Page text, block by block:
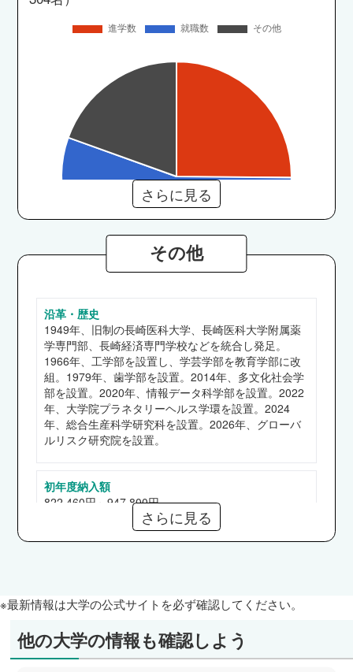
多文化社会学部
JTB、西日本鉄道、浜新硝子 他
教育学部
公立学校教員（長崎県、福岡市、佐賀県、大分
県、熊本市、熊本県、福岡県）、県職員（長崎
県、大分県）、長崎大学、公立保育所（大分市）
十八親和銀行、県職員（長崎県、熊本県）、熊本
国税局、市職員（長崎市）、福岡銀行、西日本シ
ティ銀行、万事屋桔梗、かんぽ生命保険 他
医学部
とメディカルセンター、日本赤十字社長崎原爆病
院、浜の町病院、SBCメディカルグループホール
ディングス 他
さらに見る
その他
沿革・歴史
1949年、旧制の長崎医科大学、長崎医科大学附属薬
学専門部、長崎経済専門学校などを統合し発足。
1966年、工学部を設置し、学芸学部を教育学部に改
組。1979年、歯学部を設置。2014年、多文化社会学
部を設置。2020年、情報データ科学部を設置。2022
年、大学院プラネタリーヘルス学環を設置。2024
年、総合生産科学研究科を設置。2026年、グローバ
ルリスク研究院を設置。
初年度納入額
822,460円～947,800円
満治医学研究奨励基金
【貸与】日本学生支援機構（第一、二種）
通信教育部
さらに見る
※最新情報は大学の公式サイトを必ず確認してください。
他の大学の情報も確認しよう